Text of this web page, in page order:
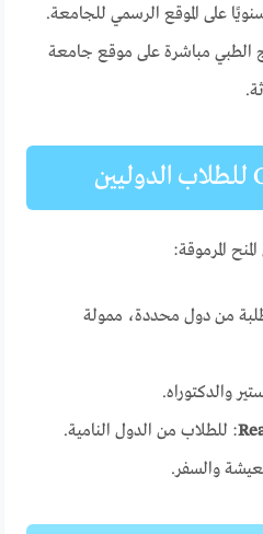
على الموقع الرسمي للجامعة.
الطبي مباشرة على موقع جامعة
المرموقة:
من دول محددة، ممولة
والدكتوراه.
: للطلاب من الدول النامية.
والسفر.